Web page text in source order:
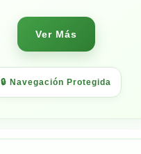
Ver Más
🔒 Navegación Protegida